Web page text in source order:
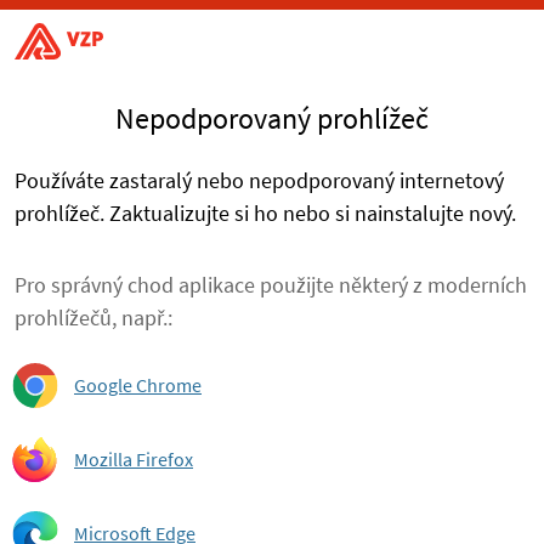
Nepodporovaný prohlížeč
Používáte zastaralý nebo nepodporovaný internetový
prohlížeč. Zaktualizujte si ho nebo si nainstalujte nový.
Pro správný chod aplikace použijte některý z moderních
prohlížečů, např.:
Google Chrome
Mozilla Firefox
Microsoft Edge